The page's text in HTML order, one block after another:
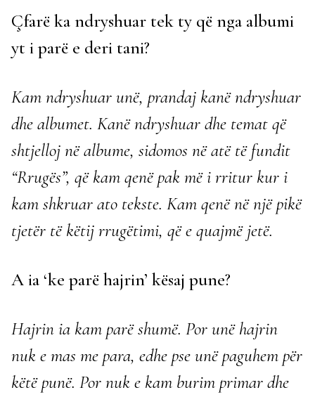
Çfarë ka ndryshuar tek ty që nga albumi
yt i parë e deri tani?
Kam ndryshuar unë, prandaj kanë ndryshuar
dhe albumet. Kanë ndryshuar dhe temat që
shtjelloj në albume, sidomos në atë të fundit
“Rrugës”, që kam qenë pak më i rritur kur i
kam shkruar ato tekste. Kam qenë në një pikë
tjetër të këtij rrugëtimi, që e quajmë jetë.
A ia ‘ke parë hajrin’ kësaj pune?
Hajrin ia kam parë shumë. Por unë hajrin
nuk e mas me para, edhe pse unë paguhem për
këtë punë. Por nuk e kam burim primar dhe